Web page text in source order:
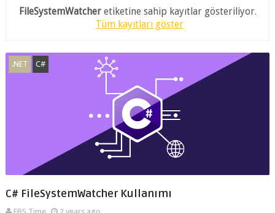
FileSystemWatcheretiketine sahip kayıtlar gösteriliyor.
Tüm kayıtları göster
.NET C#
C# FileSystemWatcher Kullanımı
EBS Time
2 years ago